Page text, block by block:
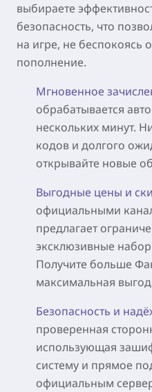
выбираете
безопасность, что
на игре, не беспокоясь
пополнение.
Мгновенное
обрабатывается
нескольких минут.
кодов и долгого
открывайте новые
Выгодные цены и
официальными
предлагает
эксклюзивные
Получите больше
максимальная
Безопасность и
проверенная
использующая
систему и прямое
официальным